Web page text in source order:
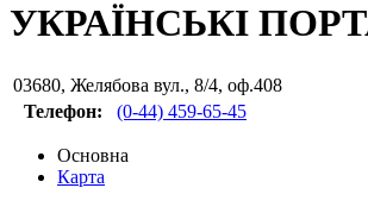
УКРАЇНСЬКІ
03680, Желябова вул., 8/4, оф.408
Телефон:
(0-44) 459-65-45
Основна
Карта